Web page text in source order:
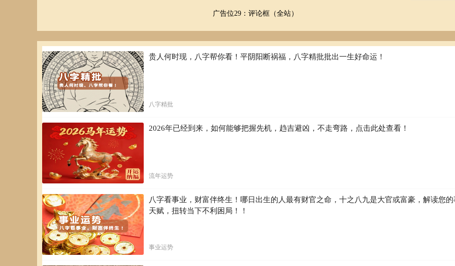
广告位29：评论框（全站）
贵人何时现，八字帮你看！平阴阳断祸福，八字精批批出一生好命运！
八字精批
2026年已经到来，如何能够把握先机，趋吉避凶，不走弯路，点击此处查看！
流年运势
八字看事业，财富伴终生！哪日出生的人最有财官之命，十之八九是大官或富豪，解读您
天赋，扭转当下不利困局！！
事业运势